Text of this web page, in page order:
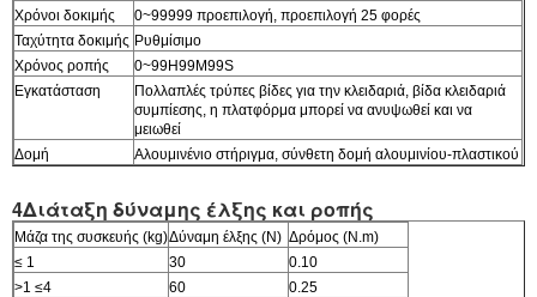
Χρόνοι δοκιμής
0~99999 προεπιλογή, προεπιλογή 25 φορές
Ταχύτητα δοκιμής Ρυθμίσιμο
Χρόνος ροπής
0~99H99M99S
Εγκατάσταση
Πολλαπλές τρύπες βίδες για την κλειδαριά, βίδα κλειδαριά
συμπίεσης, η πλατφόρμα μπορεί να ανυψωθεί και να
μειωθεί
Δομή
Αλουμινένιο στήριγμα, σύνθετη δομή αλουμινίου-πλαστικού
4Διάταξη δύναμης έλξης και ροπής
Μάζα της συσκευής (kg)Δύναμη έλξης (N) Δρόμος (N.m)
≤ 1
30
0.10
>1 ≤4
60
0.25